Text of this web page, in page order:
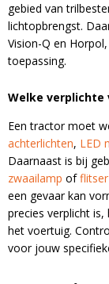
gebied van
lichtopbrengst.
Vision-Q en
toepassing.
Welke verplichte
Een tractor moet
achterlichten, LED
Daarnaast is bij
zwaailamp offlitser
een gevaar kan
precies verplicht
het voertuig.
voor jouw